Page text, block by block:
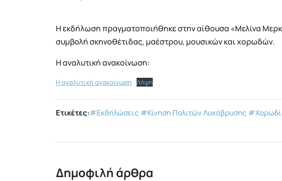
Η εκδήλωση πραγματοποιήθηκε στην αίθουσα «Μελίνα
συμβολή σκηνοθέτιδας, μαέστρου, μουσικών και χορωδών.
Η αναλυτική ανακοίνωση:
Η αναλυτική ανακοίνωση Λήψη
Ετικέτες:#Εκδηλώσεις #Κίνηση Πολιτών Λυκόβρυσης
Δημοφιλή άρθρα